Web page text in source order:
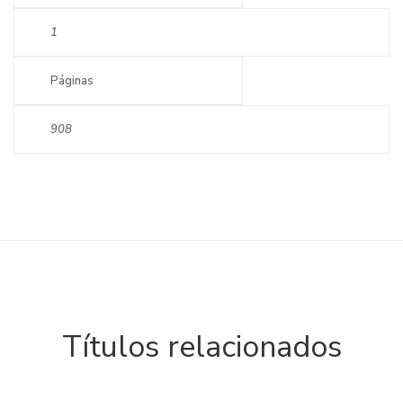
1
Páginas
908
Títulos relacionados